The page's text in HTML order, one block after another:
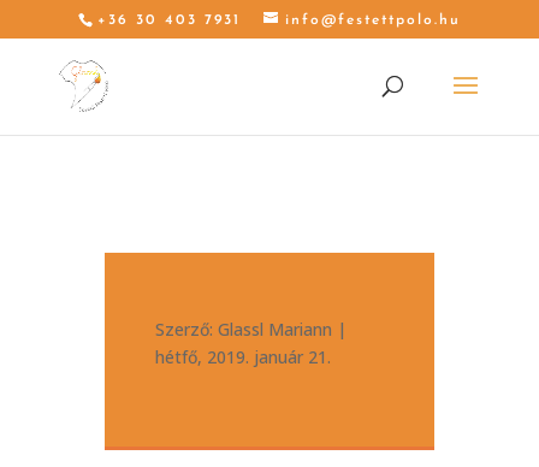
+36 30 403 7931 info@festettpolo.hu
Szerző: Glassl Mariann |
hétfő, 2019. január 21.